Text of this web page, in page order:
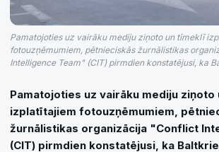
Pamatojoties uz vairāku mediju ziņoto un tīmeklī
fotouzņēmumiem, pētnieciskās žurnālistikas
Intelligence Team" (CIT) pirmdien konstatējusi, ka
Pamatojoties uz vairāku mediju ziņoto
izplatītajiem fotouzņēmumiem,
žurnālistikas organizācija "Conflict
(CIT) pirmdien konstatējusi, ka